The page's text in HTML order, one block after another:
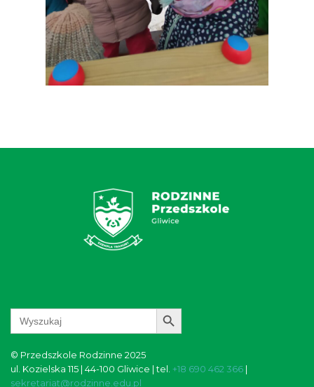
Search
for:
Search Button
© Przedszkole Rodzinne 2025
ul. Kozielska 115 | 44-100 Gliwice | tel. +18 690 462 366 |
sekretariat@rodzinne.edu.pl